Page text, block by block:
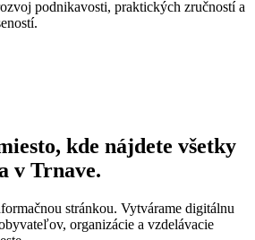
podnikavosti, praktických zručností a
kde nájdete všetky
v Trnave.
stránkou. Vytvárame digitálnu
organizácie a vzdelávacie